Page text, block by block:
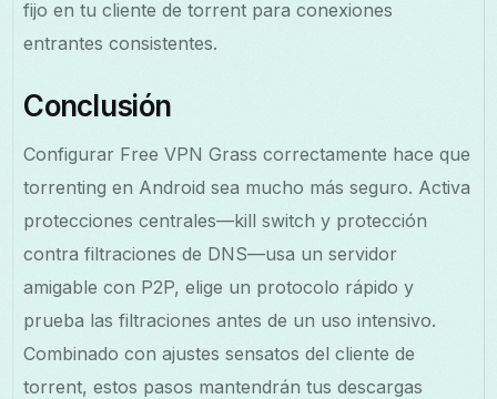
fijo en tu cliente de torrent para conexiones
entrantes consistentes.
Conclusión
Configurar Free VPN Grass correctamente hace que
torrenting en Android sea mucho más seguro. Activa
protecciones centrales—kill switch y protección
contra filtraciones de DNS—usa un servidor
amigable con P2P, elige un protocolo rápido y
prueba las filtraciones antes de un uso intensivo.
Combinado con ajustes sensatos del cliente de
torrent, estos pasos mantendrán tus descargas